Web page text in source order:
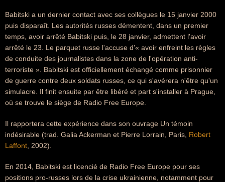
Babitski a un dernier contact avec ses collègues le 15 janvier 2000
puis disparaît. Les autorités russes démentent, dans un premier
temps, avoir arrêté Babitski puis, le 28 janvier, admettent l'avoir
arrêté le 23. Le parquet russe l'accuse d'« avoir enfreint les règles
de conduite des journalistes dans la zone de l'opération anti-
terroriste ». Babitski est officiellement échangé comme prisonnier
de guerre contre deux soldats russes, ce qui s'avérera n'être qu'un
simulacre. Il finit ensuite par être libéré et part s'installer à Prague,
où se trouve le siège de Radio Free Europe.
Il rapportera cette expérience dans son ouvrage Un témoin
indésirable (trad. Galia Ackerman et Pierre Lorrain, Paris, Robert
Laffont , 2002).
En 2014, Babitski est licencié de Radio Free Europe pour ses
positions pro-russes lors de la crise ukrainienne, notamment pour